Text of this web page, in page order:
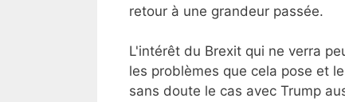
retour à une grandeur passée.
L'intérêt du Brexit qui ne verra
les problèmes que cela pose et
sans doute le cas avec Trump